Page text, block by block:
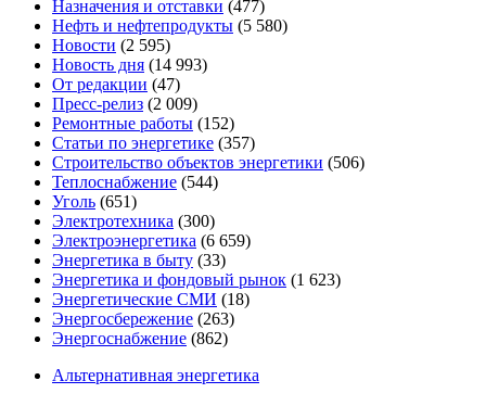
Назначения и отставки (477)
Нефть и нефтепродукты (5 580)
Новости (2 595)
Новость дня (14 993)
От редакции (47)
Пресс-релиз (2 009)
Ремонтные работы (152)
Статьи по энергетике (357)
Строительство объектов энергетики (506)
Теплоснабжение (544)
Уголь (651)
Электротехника (300)
Электроэнергетика (6 659)
Энергетика в быту (33)
Энергетика и фондовый рынок (1 623)
Энергетические СМИ (18)
Энергосбережение (263)
Энергоснабжение (862)
Альтернативная энергетика